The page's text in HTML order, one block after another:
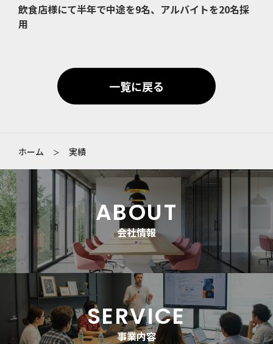
飲食店様にて半年で中途を9名、アルバイトを20名採
用
一覧に戻る
ホーム ＞ 実績
ABOUT
会社情報
SERVICE
事業内容